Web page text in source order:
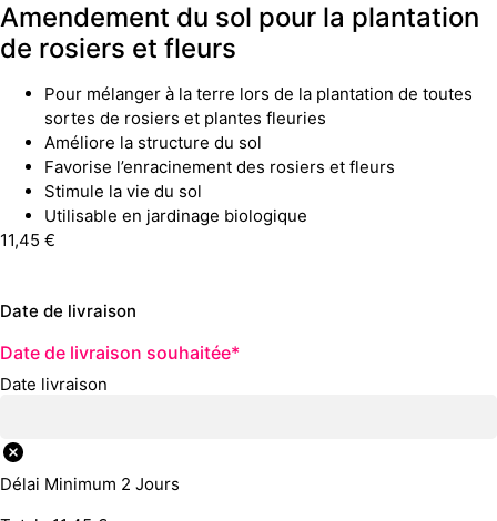
Amendement du sol pour la plantation
de rosiers et fleurs
Pour mélanger à la terre lors de la plantation de toutes
sortes de rosiers et plantes fleuries
Améliore la structure du sol
Favorise l’enracinement des rosiers et fleurs
Stimule la vie du sol
Utilisable en jardinage biologique
11,45 €
Date de livraison
Date de livraison souhaitée*
Date livraison
Délai Minimum 2 Jours